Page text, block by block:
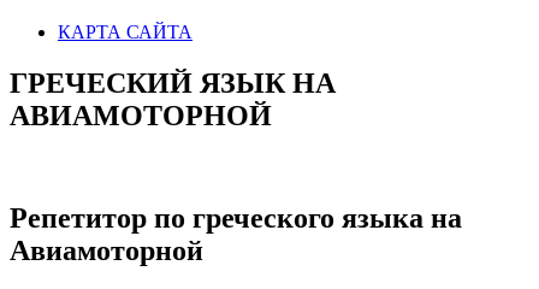
КАРТА САЙТА
ГРЕЧЕСКИЙ ЯЗЫК НА
АВИАМОТОРНОЙ
Репетитор по греческого языка на
Авиамоторной